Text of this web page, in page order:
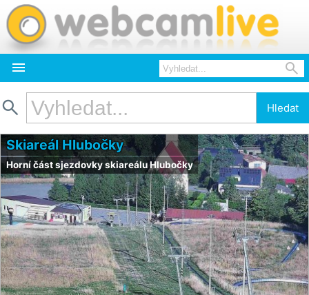
 
 Hledat
Skiareál Hlubočky
Horní část sjezdovky skiareálu Hlubočky